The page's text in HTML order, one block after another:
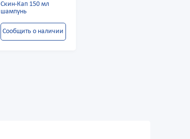
Скин-Кап 150 мл
шампунь
Сообщить о наличии